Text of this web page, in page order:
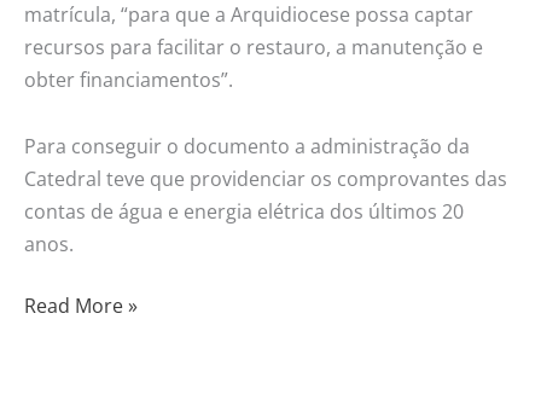
matrícula, “para que a Arquidiocese possa captar
recursos para facilitar o restauro, a manutenção e
obter financiamentos”.
Para conseguir o documento a administração da
Catedral teve que providenciar os comprovantes das
contas de água e energia elétrica dos últimos 20
anos.
Read More »